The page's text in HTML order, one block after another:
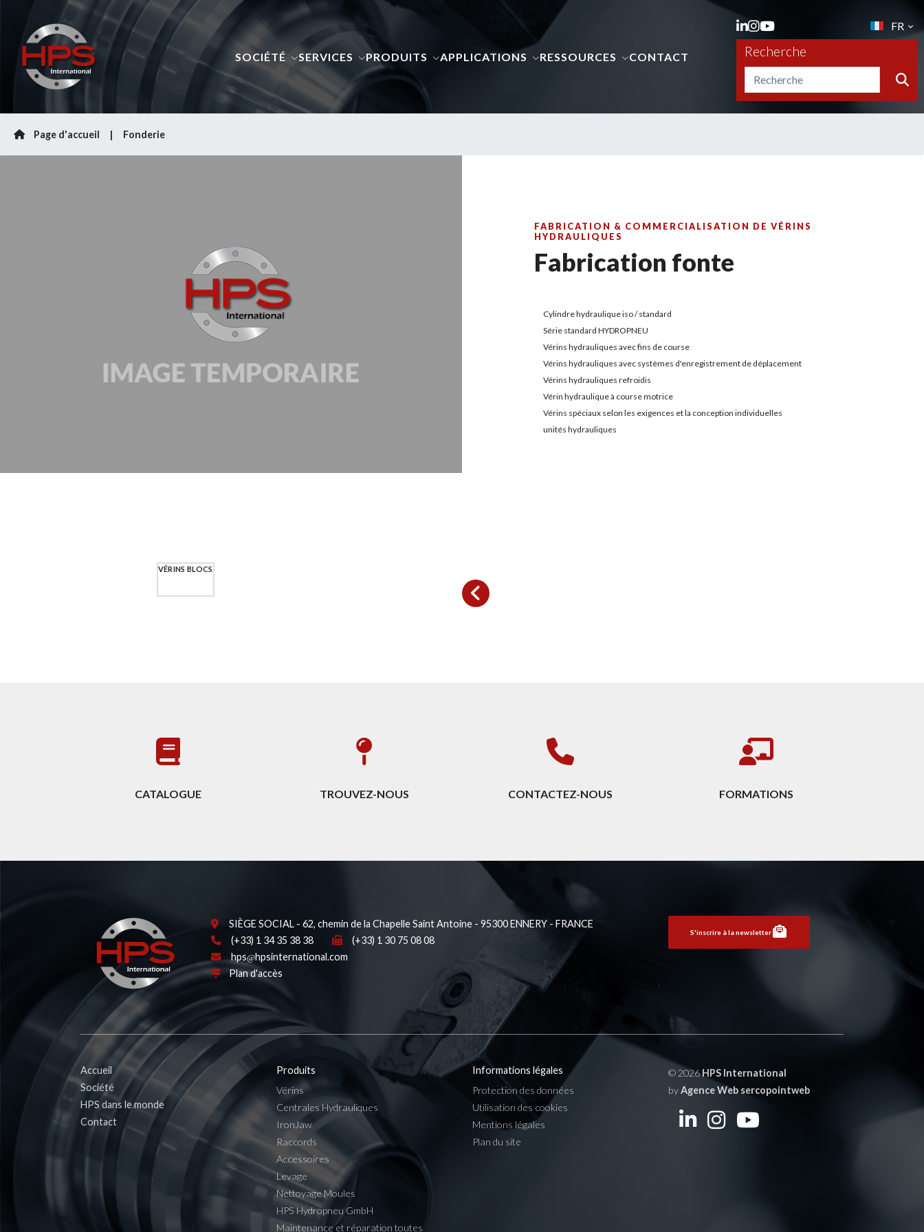
SOCIÉTÉ SERVICES PRODUITS APPLICATIONS RESSOURCES CONTACT
FR
Recherche
Page d'accueil Fonderie
FABRICATION & COMMERCIALISATION DE VÉRINS
HYDRAULIQUES
Fabrication fonte
Cylindre hydraulique iso / standard
Série standard HYDROPNEU
Vérins hydrauliques avec fins de course
Vérins hydrauliques avec systèmes d'enregistrement de déplacement
Vérins hydrauliques refroidis
Vérin hydraulique à course motrice
Vérins spéciaux selon les exigences et la conception individuelles
unités hydrauliques
VÉRINS BLOCS
CATALOGUE TROUVEZ-NOUS CONTACTEZ-NOUS FORMATIONS
SIÈGE SOCIAL - 62, chemin de la Chapelle Saint Antoine - 95300 ENNERY - FRANCE
(+33) 1 34 35 38 38
(+33) 1 30 75 08 08
hps
hpsinternational.com
Plan d'accès
S'inscrire à la newsletter
Accueil
Société
HPS dans le monde
Contact
Produits
Vérins
Centrales Hydrauliques
IronJaw
Raccords
Accessoires
Levage
Nettoyage Moules
HPS Hydropneu GmbH
Maintenance et réparation toutes
Informations légales
Protection des données
Utilisation des cookies
Mentions légales
Plan du site
© 2026HPS International
byAgence Web sercopointweb